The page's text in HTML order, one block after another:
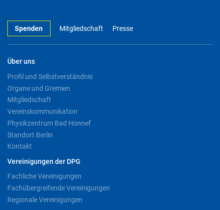
Spenden Mitgliedschaft Presse
Über uns
Profil und Selbstverständnis
Organe und Gremien
Mitgliedschaft
Vereinskommunikation
Physikzentrum Bad Honnef
Standort Berlin
Kontakt
Vereinigungen der DPG
Fachliche Vereinigungen
Fachübergreifende Vereinigungen
Regionale Vereinigungen